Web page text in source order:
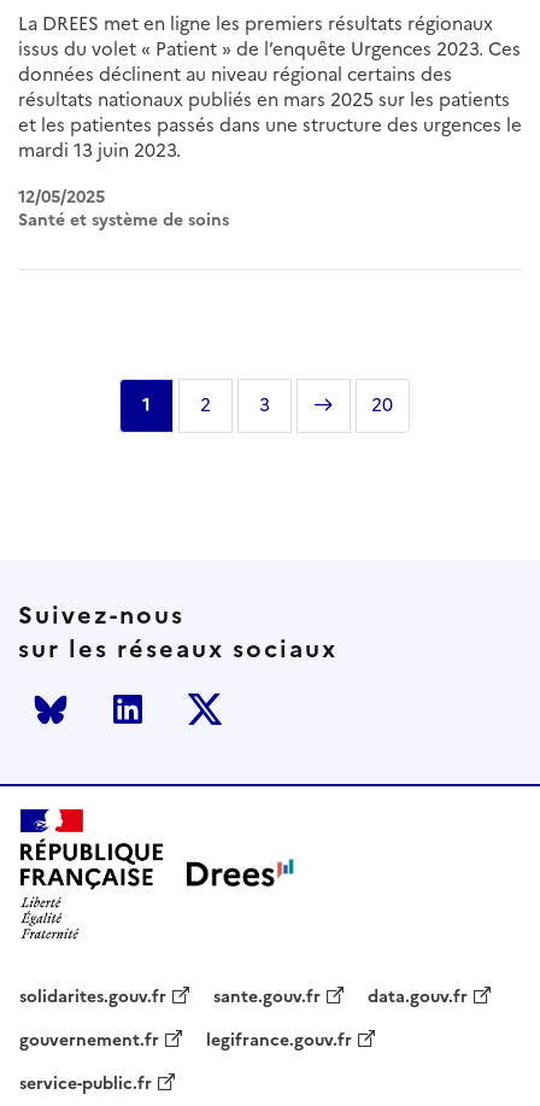
La DREES met en ligne les premiers résultats régionaux
issus du volet « Patient » de l’enquête Urgences 2023. Ces
données déclinent au niveau régional certains des
résultats nationaux publiés en mars 2025 sur les patients
et les patientes passés dans une structure des urgences le
mardi 13 juin 2023.
12/05/2025
Santé et système de soins
Page
courante
1 Page
2 Page
3
Page
suivante
Dernière
page
20
Suivez-nous
sur les réseaux sociaux
Bluesky LinkedInTwitter
solidarites.gouv.fr sante.gouv.fr
data.gouv.fr
gouvernement.fr
legifrance.gouv.fr
service-public.fr